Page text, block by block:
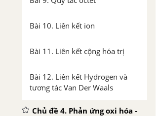
Bài 10. Liên kết ion
Bài 11. Liên kết cộng hóa trị
Bài 12. Liên kết Hydrogen và
tương tác Van Der Waals
Chủ đề 4. Phản ứng oxi hóa -